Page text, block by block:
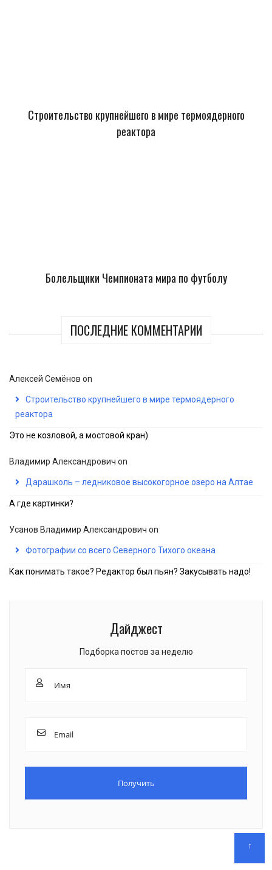
Строительство крупнейшего в мире термоядерного
реактора
Болельщики Чемпионата мира по футболу
ПОСЛЕДНИЕ КОММЕНТАРИИ
Алексей Семёнов on
Строительство крупнейшего в мире термоядерного
реактора
Это не козловой, а мостовой кран)
Владимир Александрович on
Дарашколь – ледниковое высокогорное озеро на Алтае
А где картинки?
Усанов Владимир Александрович on
Фотографии со всего Северного Тихого океана
Как понимать такое? Редактор был пьян? Закусывать надо!
Дайджест
Подборка постов за неделю
↑